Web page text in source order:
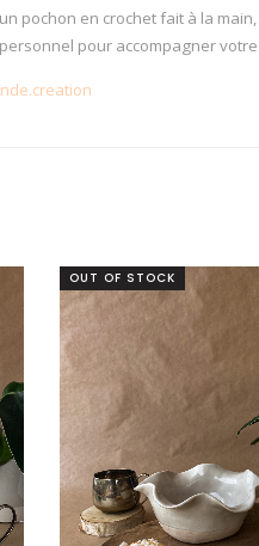
pochon en crochet fait à la
pour accompagner
OUT OF STOCK